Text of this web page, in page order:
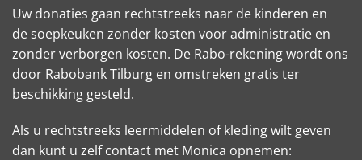
Uw donaties gaan rechtstreeks naar de kinderen en
de soepkeuken zonder kosten voor administratie en
zonder verborgen kosten. De Rabo-rekening wordt ons
door Rabobank Tilburg en omstreken gratis ter
beschikking gesteld.
Als u rechtstreeks leermiddelen of kleding wilt geven
dan kunt u zelf contact met Monica opnemen: